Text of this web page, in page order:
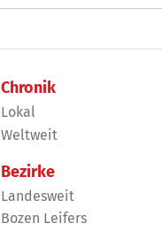
Chronik
Lokal
Weltweit
Bezirke
Landesweit
Bozen Leifers